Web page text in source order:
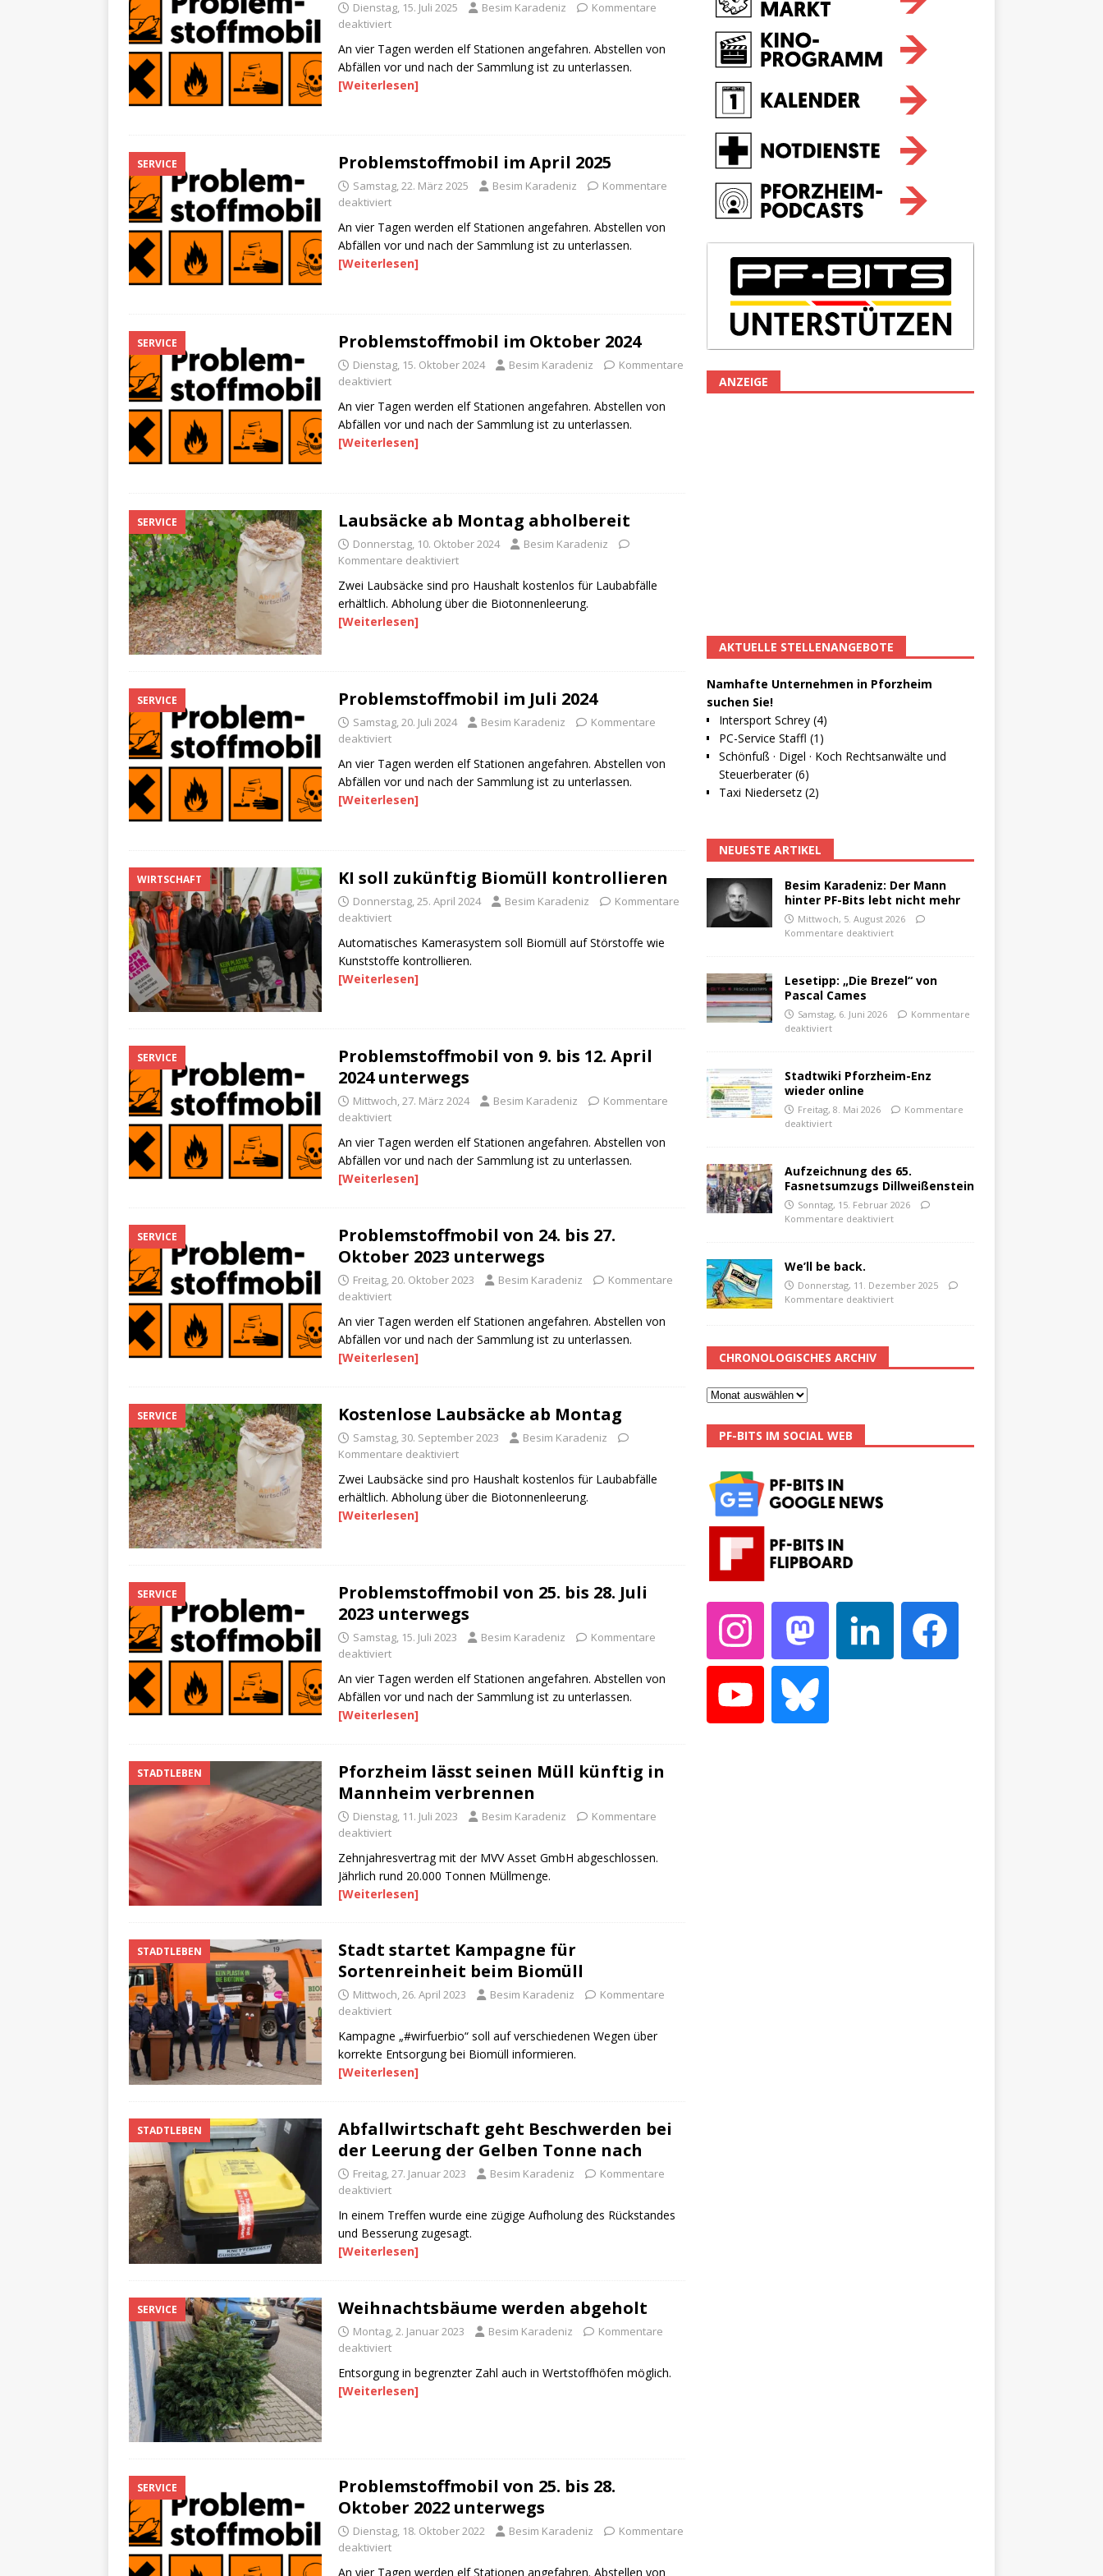
Dienstag, 15. Juli 2025 Besim Karadeniz
Kommentare
deaktiviert
An vier Tagen werden elf Stationen angefahren. Abstellen von
Abfällen vor und nach der Sammlung ist zu unterlassen.
[Weiterlesen]
SERVICE Problemstoffmobil im April 2025
Samstag, 22. März 2025 Besim Karadeniz
Kommentare
deaktiviert
An vier Tagen werden elf Stationen angefahren. Abstellen von
Abfällen vor und nach der Sammlung ist zu unterlassen.
[Weiterlesen]
SERVICE Problemstoffmobil im Oktober 2024
Dienstag, 15. Oktober 2024 Besim Karadeniz
Kommentare
deaktiviert
An vier Tagen werden elf Stationen angefahren. Abstellen von
Abfällen vor und nach der Sammlung ist zu unterlassen.
[Weiterlesen]
SERVICE Laubsäcke ab Montag abholbereit
Donnerstag, 10. Oktober 2024
Besim Karadeniz
Kommentare deaktiviert
Zwei Laubsäcke sind pro Haushalt kostenlos für Laubabfälle
erhältlich. Abholung über die Biotonnenleerung.
[Weiterlesen]
SERVICE Problemstoffmobil im Juli 2024
Samstag, 20. Juli 2024 Besim Karadeniz
Kommentare
deaktiviert
An vier Tagen werden elf Stationen angefahren. Abstellen von
Abfällen vor und nach der Sammlung ist zu unterlassen.
[Weiterlesen]
WIRTSCHAFT KI soll zukünftig Biomüll kontrollieren
Donnerstag, 25. April 2024 Besim Karadeniz
Kommentare
deaktiviert
Automatisches Kamerasystem soll Biomüll auf Störstoffe wie
Kunststoffe kontrollieren.
[Weiterlesen]
SERVICE
Problemstoffmobil von 9. bis 12. April
2024 unterwegs
Mittwoch, 27. März 2024 Besim Karadeniz
Kommentare
deaktiviert
An vier Tagen werden elf Stationen angefahren. Abstellen von
Abfällen vor und nach der Sammlung ist zu unterlassen.
[Weiterlesen]
SERVICE
Problemstoffmobil von 24. bis 27.
Oktober 2023 unterwegs
Freitag, 20. Oktober 2023 Besim Karadeniz
Kommentare
deaktiviert
An vier Tagen werden elf Stationen angefahren. Abstellen von
Abfällen vor und nach der Sammlung ist zu unterlassen.
[Weiterlesen]
SERVICE Kostenlose Laubsäcke ab Montag
Samstag, 30. September 2023
Besim Karadeniz
Kommentare deaktiviert
Zwei Laubsäcke sind pro Haushalt kostenlos für Laubabfälle
erhältlich. Abholung über die Biotonnenleerung.
[Weiterlesen]
SERVICE
Problemstoffmobil von 25. bis 28. Juli
2023 unterwegs
Samstag, 15. Juli 2023 Besim Karadeniz
Kommentare
deaktiviert
An vier Tagen werden elf Stationen angefahren. Abstellen von
Abfällen vor und nach der Sammlung ist zu unterlassen.
[Weiterlesen]
STADTLEBEN
Pforzheim lässt seinen Müll künftig in
Mannheim verbrennen
Dienstag, 11. Juli 2023 Besim Karadeniz
Kommentare
deaktiviert
Zehnjahresvertrag mit der MVV Asset GmbH abgeschlossen.
Jährlich rund 20.000 Tonnen Müllmenge.
[Weiterlesen]
STADTLEBEN
Stadt startet Kampagne für
Sortenreinheit beim Biomüll
Mittwoch, 26. April 2023 Besim Karadeniz
Kommentare
deaktiviert
Kampagne „#wirfuerbio“ soll auf verschiedenen Wegen über
korrekte Entsorgung bei Biomüll informieren.
[Weiterlesen]
STADTLEBEN
Abfallwirtschaft geht Beschwerden bei
der Leerung der Gelben Tonne nach
Freitag, 27. Januar 2023 Besim Karadeniz
Kommentare
deaktiviert
In einem Treffen wurde eine zügige Aufholung des Rückstandes
und Besserung zugesagt.
[Weiterlesen]
SERVICE Weihnachtsbäume werden abgeholt
Montag, 2. Januar 2023 Besim Karadeniz
Kommentare
deaktiviert
Entsorgung in begrenzter Zahl auch in Wertstoffhöfen möglich.
[Weiterlesen]
SERVICE
Problemstoffmobil von 25. bis 28.
Oktober 2022 unterwegs
Dienstag, 18. Oktober 2022 Besim Karadeniz
Kommentare
deaktiviert
An vier Tagen werden elf Stationen angefahren. Abstellen von
ANZEIGE
AKTUELLE STELLENANGEBOTE
Namhafte Unternehmen in Pforzheim
suchen Sie!
Intersport Schrey (4)
PC-Service Staffl (1)
Schönfuß · Digel · Koch Rechtsanwälte und
Steuerberater (6)
Taxi Niedersetz (2)
NEUESTE ARTIKEL
Besim Karadeniz: Der Mann
hinter PF-Bits lebt nicht mehr
Mittwoch, 5. August 2026
Kommentare deaktiviert
Lesetipp: „Die Brezel“ von
Pascal Cames
Samstag, 6. Juni 2026
Kommentare
deaktiviert
Stadtwiki Pforzheim-Enz
wieder online
Freitag, 8. Mai 2026
Kommentare
deaktiviert
Aufzeichnung des 65.
Fasnetsumzugs Dillweißenstein
Sonntag, 15. Februar 2026
Kommentare deaktiviert
We’ll be back.
Donnerstag, 11. Dezember 2025
Kommentare deaktiviert
CHRONOLOGISCHES ARCHIV
PF-BITS IM SOCIAL WEB